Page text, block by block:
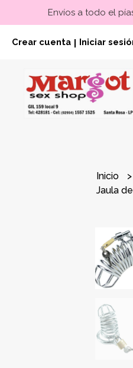
Envíos a todo el
Crear cuenta Iniciar
Inicio
Jaula